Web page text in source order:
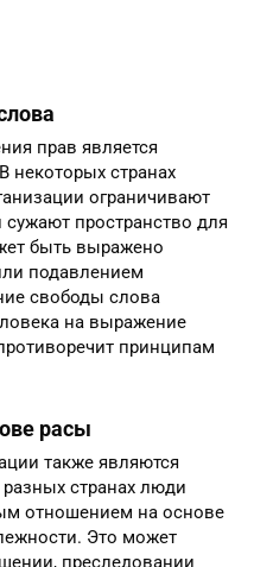
прав является
некоторых странах
ограничивают
пространство для
быть выражено
подавлением
свободы слова
на выражение
расы
также являются
странах люди